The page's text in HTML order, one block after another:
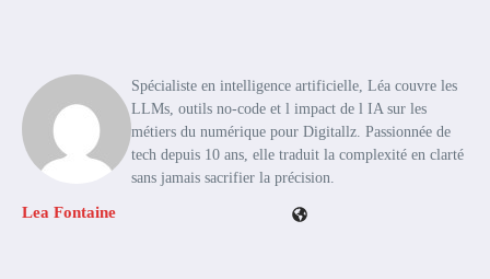
Lea Fontaine
Spécialiste en intelligence artificielle, Léa couvre les
LLMs, outils no-code et l impact de l IA sur les
métiers du numérique pour Digitallz. Passionnée de
tech depuis 10 ans, elle traduit la complexité en clarté
sans jamais sacrifier la précision.